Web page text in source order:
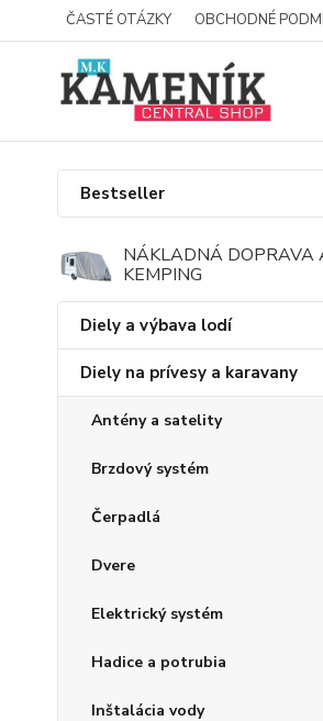
ČASTÉ OTÁZKY OBCHODNÉ
Bestseller
NÁKLADNÁ DOPRAVA
KEMPING
Diely a výbava lodí
Diely na prívesy a karavany
Antény a satelity
Brzdový systém
Čerpadlá
Dvere
Elektrický systém
Hadice a potrubia
Inštalácia vody